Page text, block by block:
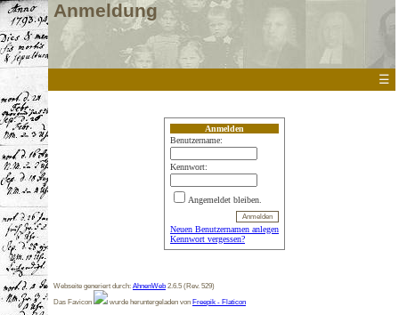
Anmeldung
☰
Anmelden
Benutzername:
Kennwort:
Angemeldet bleiben.
Neuen Benutzernamen anlegen
Kennwort vergessen?
Webseite generiert durch: AhnenWeb 2.6.5 (Rev. 529)
Das Favicon
wurde heruntergeladen von Freepik - Flaticon